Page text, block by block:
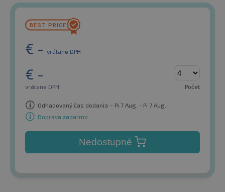
€ - vrátane DPH
€ -
vrátane DPH Počet
Odhadovaný čas dodania – Pi 7 Aug. - Pi 7 Aug.
Doprava zadarmo
Nedostupné